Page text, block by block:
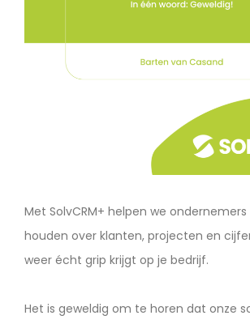
Met SolvCRM+ helpen we
houden over klanten, projecten en
weer écht grip krijgt op je bedrijf.
Het is geweldig om te horen dat onze